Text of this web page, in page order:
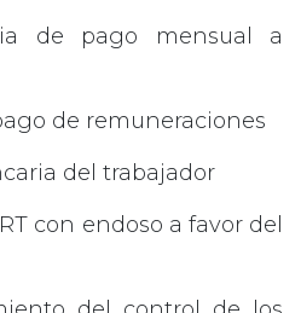
pago mensual a
de remuneraciones
del trabajador
con endoso a favor del